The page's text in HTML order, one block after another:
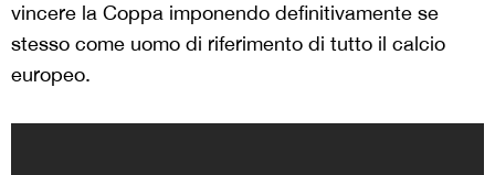
vincere la Coppa imponendo definitivamente se
stesso come uomo di riferimento di tutto il calcio
europeo.